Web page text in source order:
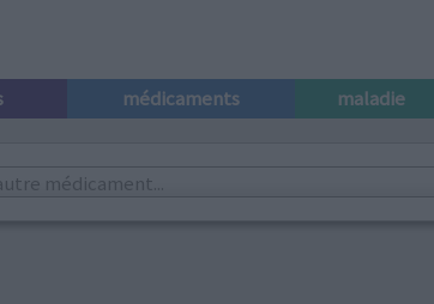
médicaments maladie
médicament...